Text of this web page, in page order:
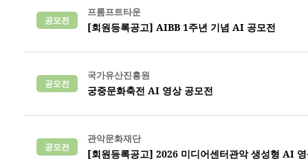
공모전
프롬프트타운
[회원등록공고] AIBB 1주년 기념 AI 공모전
공모전
국가유산진흥원
궁중문화축전 AI 영상 공모전
공모전
관악문화재단
[회원등록공고] 2026 미디어센터관악 생성형 AI